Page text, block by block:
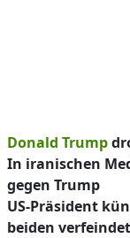
Donald Trump
In iranischen
gegen Trump
US-Präsident
beiden